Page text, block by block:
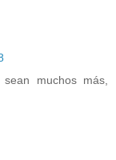
muchos más,